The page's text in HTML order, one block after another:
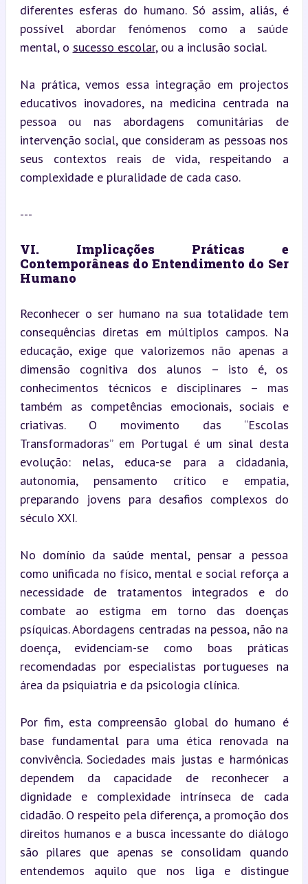
diferentes esferas do humano. Só assim, aliás, é
possível abordar fenómenos como a saúde
mental, o sucesso escolar, ou a inclusão social.
Na prática, vemos essa integração em projectos
educativos inovadores, na medicina centrada na
pessoa ou nas abordagens comunitárias de
intervenção social, que consideram as pessoas nos
seus contextos reais de vida, respeitando a
complexidade e pluralidade de cada caso.
---
VI. Implicações Práticas e
Contemporâneas do Entendimento do Ser
Humano
Reconhecer o ser humano na sua totalidade tem
consequências diretas em múltiplos campos. Na
educação, exige que valorizemos não apenas a
dimensão cognitiva dos alunos – isto é, os
conhecimentos técnicos e disciplinares – mas
também as competências emocionais, sociais e
criativas. O movimento das “Escolas
Transformadoras” em Portugal é um sinal desta
evolução: nelas, educa-se para a cidadania,
autonomia, pensamento crítico e empatia,
preparando jovens para desafios complexos do
século XXI.
No domínio da saúde mental, pensar a pessoa
como unificada no físico, mental e social reforça a
necessidade de tratamentos integrados e do
combate ao estigma em torno das doenças
psíquicas. Abordagens centradas na pessoa, não na
doença, evidenciam-se como boas práticas
recomendadas por especialistas portugueses na
área da psiquiatria e da psicologia clínica.
Por fim, esta compreensão global do humano é
base fundamental para uma ética renovada na
convivência. Sociedades mais justas e harmónicas
dependem da capacidade de reconhecer a
dignidade e complexidade intrínseca de cada
cidadão. O respeito pela diferença, a promoção dos
direitos humanos e a busca incessante do diálogo
são pilares que apenas se consolidam quando
entendemos aquilo que nos liga e distingue